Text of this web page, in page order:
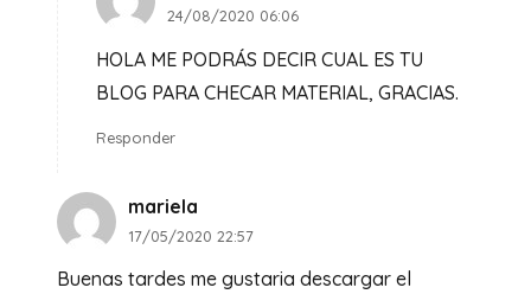
24/08/2020 06:06
HOLA ME PODRÁS DECIR CUAL ES TU
BLOG PARA CHECAR MATERIAL, GRACIAS.
Responder
mariela
17/05/2020 22:57
Buenas tardes me gustaria descargar el